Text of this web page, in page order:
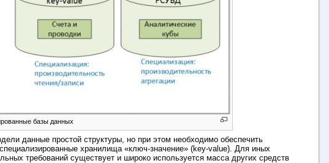
базы данных
данные простой структуры, но при этом необходимо обеспечить
хранилища «ключ-значение» (key-value). Для иных
требований существует и широко используется масса других средств